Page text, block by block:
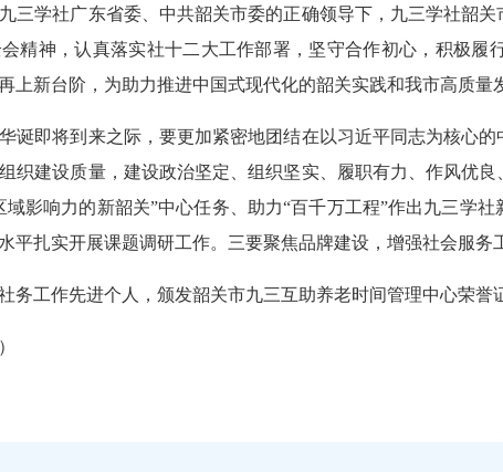
学社广东省委、中共韶关市委的正确领导下，九三学社韶关
精神，认真落实社十二大工作部署，坚守合作初心，积极
上新台阶，为助力推进中国式现代化的韶关实践和我市高
即将到来之际，要更加紧密地团结在以习近平同志为核心的
织建设质量，建设政治坚定、组织坚实、履职有力、作风优
影响力的新韶关”中心任务、助力“百千万工程”作出九三学
平扎实开展课题调研工作。三要聚焦品牌建设，增强社会
工作先进个人，颁发韶关市九三互助养老时间管理中心荣誉